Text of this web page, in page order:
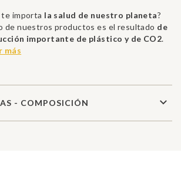
te importa la salud de nuestro planeta?
de nuestros productos es el resultado de
importante de plástico y de CO2.
más
- COMPOSICIÓN